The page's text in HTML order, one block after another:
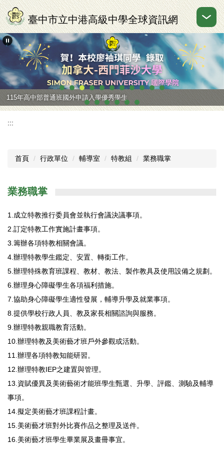
跳
到
主
要
區
臺中市立中港高級中學全球資訊網
115年高中部普通班國外申請入學優秀學生
:::
首頁 行政單位 輔導室 特教組 業務職掌
業務職掌
1.成立特教推行委員會並執行會議決議事項。
2.訂定特教工作實施計畫事項。
3.籌辦各項特教相關會議。
4.辦理特教學生鑑定、安置、轉銜工作。
5.辦理特殊教育班課程、教材、教法、製作教具及使用設備之規劃。
6.辦理身心障礙學生各項福利措施。
7.協助身心障礙學生適性發展，輔導升學及就業事項。
8.提供學校行政人員、教及家長相關諮詢與服務。
9.辦理特教親職教育活動。
10.辦理特教及美術藝才班戶外參觀或活動。
11.辦理各項特教知能研習。
12.辦理特教IEP之建置與管理。
13.資賦優異及美術藝術才能班學生甄選、升學、評鑑、測驗及輔導
事項。
14.擬定美術藝才班課程計畫。
15.美術藝才班對外比賽作品之整理及送件。
16.美術藝才班學生畢業展及畫冊事宜。